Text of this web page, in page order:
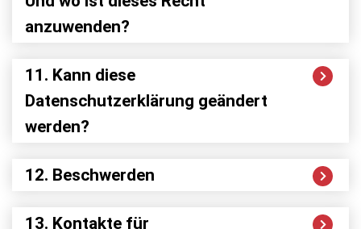
anzuwenden?
11. Kann diese
Datenschutzerklärung geändert
werden?
12. Beschwerden
13. Kontakte für